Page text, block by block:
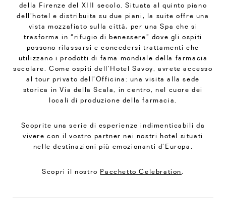
della Firenze del XIII secolo. Situata al quinto piano
dell’hotel e distribuita su due piani, la suite offre una
vista mozzafiato sulla città, per una Spa che si
trasforma in “rifugio di benessere” dove gli ospiti
possono rilassarsi e concedersi trattamenti che
utilizzano i prodotti di fama mondiale della farmacia
secolare. Come ospiti dell’Hotel Savoy, avrete accesso
al tour privato dell’Officina: una visita alla sede
storica in Via della Scala, in centro, nel cuore dei
locali di produzione della farmacia.
Scoprite una serie di esperienze indimenticabili da
vivere con il vostro partner nei nostri hotel situati
nelle destinazioni più emozionanti d’Europa.
Scopri il nostro Pacchetto Celebration